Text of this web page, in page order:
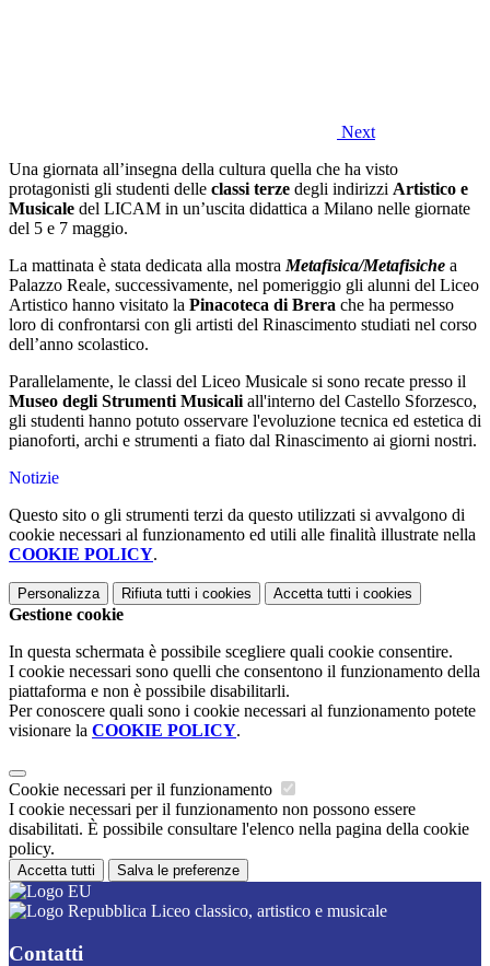
Next
Una giornata all’insegna della cultura quella che ha visto
protagonisti gli studenti delle classi terze degli indirizzi Artistico e
Musicale del LICAM in un’uscita didattica a Milano nelle giornate
del 5 e 7 maggio.
La mattinata è stata dedicata alla mostra Metafisica/Metafisiche a
Palazzo Reale, successivamente, nel pomeriggio gli alunni del Liceo
Artistico hanno visitato la Pinacoteca di Brera che ha permesso
loro di confrontarsi con gli artisti del Rinascimento studiati nel corso
dell’anno scolastico.
Parallelamente, le classi del Liceo Musicale si sono recate presso il
Museo degli Strumenti Musicali all'interno del Castello Sforzesco,
gli studenti hanno potuto osservare l'evoluzione tecnica ed estetica di
pianoforti, archi e strumenti a fiato dal Rinascimento ai giorni nostri.
Notizie
Questo sito o gli strumenti terzi da questo utilizzati si avvalgono di
cookie necessari al funzionamento ed utili alle finalità illustrate nella
COOKIE POLICY.
Personalizza Rifiuta tutti i cookies Accetta tutti i cookies
Gestione cookie
In questa schermata è possibile scegliere quali cookie consentire.
I cookie necessari sono quelli che consentono il funzionamento della
piattaforma e non è possibile disabilitarli.
Per conoscere quali sono i cookie necessari al funzionamento potete
visionare la COOKIE POLICY.
Cookie necessari per il funzionamento
I cookie necessari per il funzionamento non possono essere
disabilitati. È possibile consultare l'elenco nella pagina della cookie
policy.
Accetta tutti Salva le preferenze
Liceo classico, artistico e musicale
Contatti